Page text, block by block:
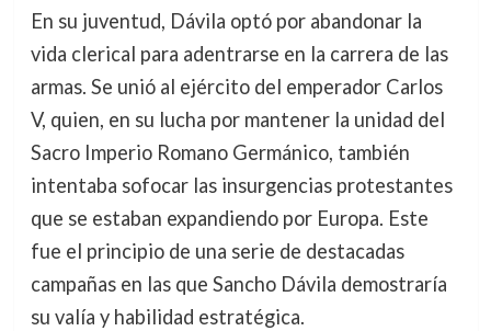
En su juventud, Dávila optó por abandonar la
vida clerical para adentrarse en la carrera de las
armas. Se unió al ejército del emperador Carlos
V, quien, en su lucha por mantener la unidad del
Sacro Imperio Romano Germánico, también
intentaba sofocar las insurgencias protestantes
que se estaban expandiendo por Europa. Este
fue el principio de una serie de destacadas
campañas en las que Sancho Dávila demostraría
su valía y habilidad estratégica.